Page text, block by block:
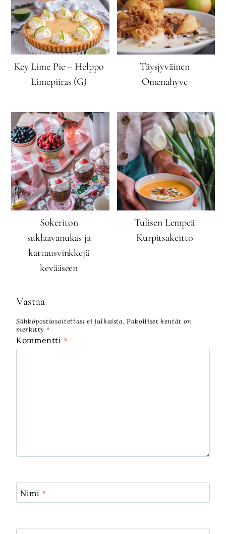
Key Lime Pie – Helppo
Limepiiras (G)
Täysjyväinen
Omenahyve
Sokeriton
suklaavanukas ja
kattausvinkkejä
kevääseen
Tulisen Lempeä
Kurpitsakeitto
Vastaa
Sähköpostiosoitettasi ei julkaista. Pakolliset kentät on
merkitty *
Kommentti*
Nimi*